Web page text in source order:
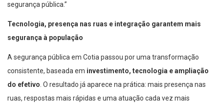
segurança pública.”
Tecnologia, presença nas ruas e integração garantem mais
segurança à população
A segurança pública em Cotia passou por uma transformação
consistente, baseada em investimento, tecnologia e ampliação
do efetivo. O resultado já aparece na prática: mais presença nas
ruas, respostas mais rápidas e uma atuação cada vez mais